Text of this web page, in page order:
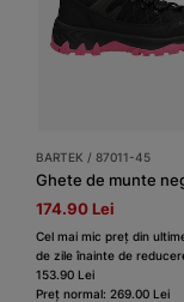
BARTEK / 87011-45
174.90 Lei
Cel mai mic preț din
de zile înainte de
153.90 Lei
Preț normal: 269.00 Lei